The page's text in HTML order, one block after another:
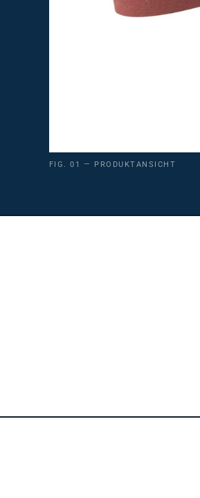
FIG. 01 — PRODUKTANSICHT